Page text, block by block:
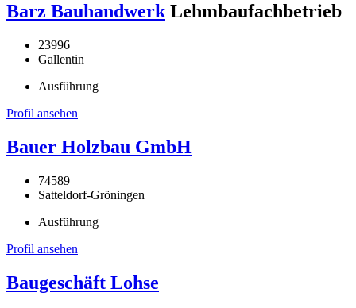
Barz Bauhandwerk Lehmbaufachbetrieb
23996
Gallentin
Ausführung
Profil ansehen
Bauer Holzbau GmbH
74589
Satteldorf-Gröningen
Ausführung
Profil ansehen
Baugeschäft Lohse